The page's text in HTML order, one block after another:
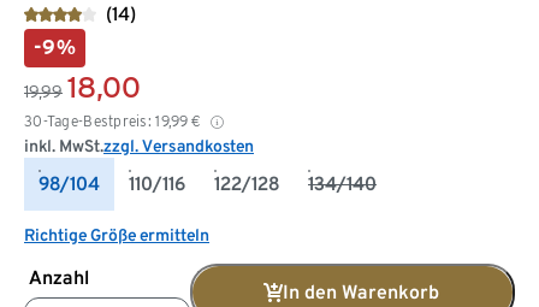
(14)
-9%
19,99 18,00
30-Tage-Bestpreis: 19,99 €
inkl. MwSt.zzgl. Versandkosten
98/104 110/116 122/128 134/140
Richtige Größe ermitteln
Anzahl
In den Warenkorb